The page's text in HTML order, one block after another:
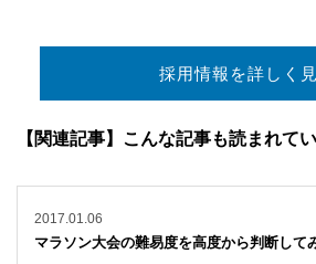
採用情報を詳しく
【関連記事】こんな記事も読まれて
2017.01.06
マラソン大会の難易度を高度から判断して